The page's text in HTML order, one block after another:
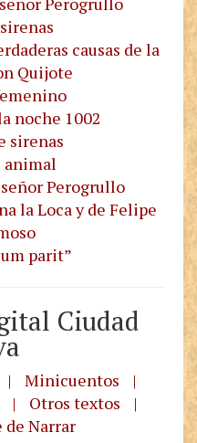
causas de la
Quijote
noche 1002
sirenas
animal
Perogrullo
la Loca y de Felipe
parit”
Ciudad
| Minicuentos
|
| Otros textos
|
de Narrar